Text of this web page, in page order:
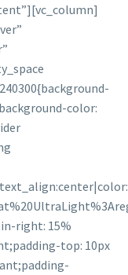
color:
right: 15%
top: 10px